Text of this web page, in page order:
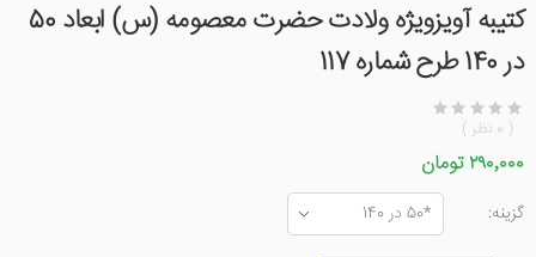
کتیبه آویزویژه ولادت حضرت معصومه (س) ابعاد 50
در 140 طرح شماره 117
( 0 نظر )
۲۹۰٬۰۰۰ تومان
گزینه: